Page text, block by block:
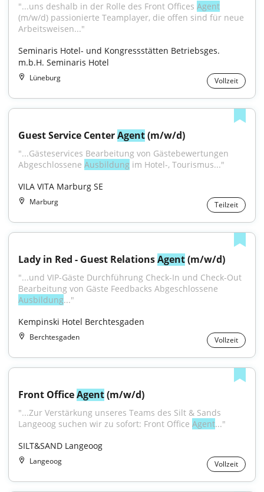
"...uns deshalb in der Rolle des Front Offices Agent
(m/w/d) passionierte Teamplayer, die offen sind für neue
Arbeitsweisen..."
Seminaris Hotel- und Kongressstätten Betriebsges.
m.b.H. Seminaris Hotel
Lüneburg Vollzeit
Guest Service Center Agent (m/w/d)
"...Gästeservices Bearbeitung von Gästebewertungen
Abgeschlossene Ausbildung im Hotel-, Tourismus..."
VILA VITA Marburg SE
Marburg Teilzeit
Lady in Red - Guest Relations Agent (m/w/d)
"...und VIP-Gäste Durchführung Check-In und Check-Out
Ausbildung..."
Kempinski Hotel Berchtesgaden
Berchtesgaden Vollzeit
Front Office Agent (m/w/d)
"...Zur Verstärkung unseres Teams des Silt & Sands
Langeoog suchen wir zu sofort: Front Office Agent..."
SILT&SAND Langeoog
Langeoog Vollzeit